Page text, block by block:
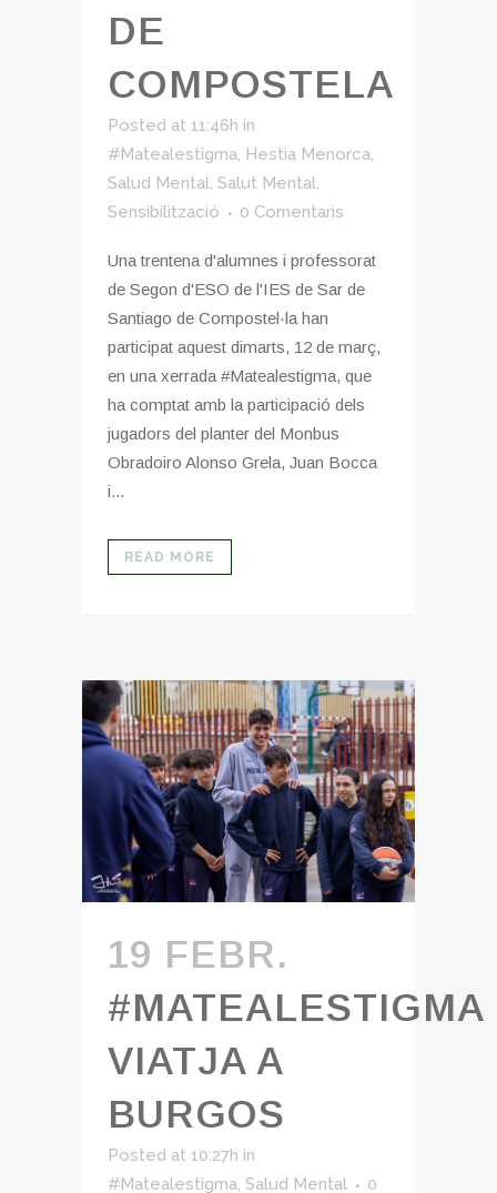
DE
COMPOSTELA
Posted at 11:46h in
#Matealestigma, Hestia Menorca,
Salud Mental, Salut Mental,
Sensibilització
0 Comentaris
Una trentena d'alumnes i professorat
de Segon d'ESO de l'IES de Sar de
Santiago de Compostel·la han
participat aquest dimarts, 12 de març,
en una xerrada #Matealestigma, que
ha comptat amb la participació dels
jugadors del planter del Monbus
Obradoiro Alonso Grela, Juan Bocca
i...
READ MORE
19 FEBR.
#MATEALESTIGMA
VIATJA A
BURGOS
Posted at 10:27h in
#Matealestigma, Salud Mental 0